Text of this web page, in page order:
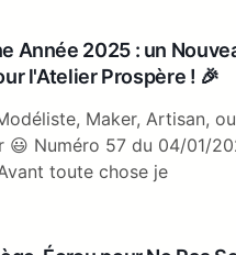
Année 2025 : un
l'Atelier Prospère ! 🎉
Maker, Artisan,
😃 Numéro 57 du 04/01/
toute chose je